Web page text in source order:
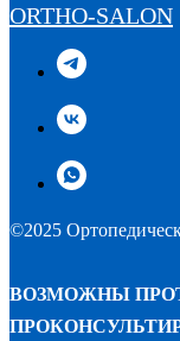
ORTHO-SALON
©2025
ВОЗМОЖНЫ